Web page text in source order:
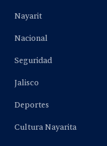
Nayarit
Nacional
Seguridad
Jalisco
Deportes
Cultura Nayarita